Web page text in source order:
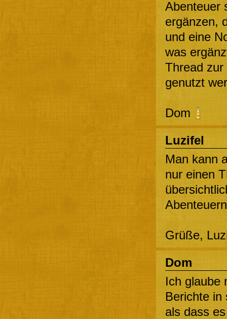
Abenteuer
ergänzen,
und eine
was
Thread zur
genutzt
Dom
Luzifel
Man kann
nur einen
Grüße,
Dom
Ich glaube
Berichte in
als dass